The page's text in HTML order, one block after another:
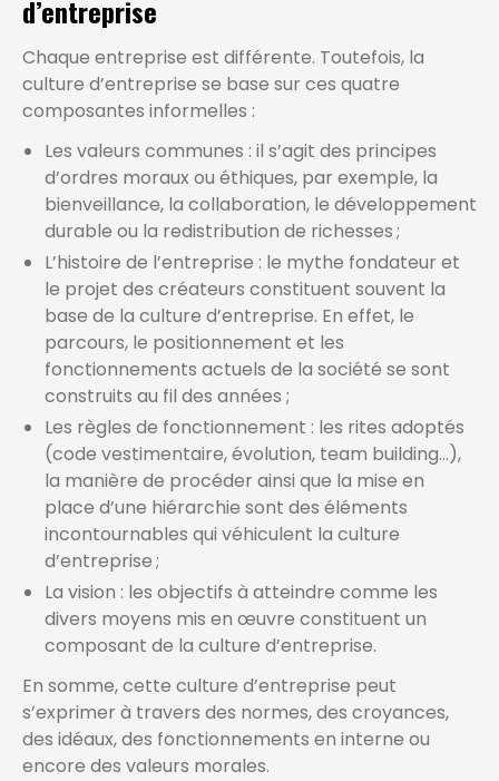
d’entreprise
Chaque entreprise est différente. Toutefois, la
culture d’entreprise se base sur ces quatre
composantes informelles :
Les valeurs communes : il s’agit des principes
d’ordres moraux ou éthiques, par exemple, la
bienveillance, la collaboration, le développement
durable ou la redistribution de richesses ;
L’histoire de l’entreprise : le mythe fondateur et
le projet des créateurs constituent souvent la
base de la culture d’entreprise. En effet, le
parcours, le positionnement et les
fonctionnements actuels de la société se sont
construits au fil des années ;
Les règles de fonctionnement : les rites adoptés
(code vestimentaire, évolution, team building…),
la manière de procéder ainsi que la mise en
place d’une hiérarchie sont des éléments
incontournables qui véhiculent la culture
d’entreprise ;
La vision : les objectifs à atteindre comme les
divers moyens mis en œuvre constituent un
composant de la culture d’entreprise.
En somme, cette culture d’entreprise peut
s’exprimer à travers des normes, des croyances,
des idéaux, des fonctionnements en interne ou
encore des valeurs morales.